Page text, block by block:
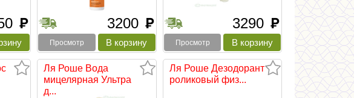
руб 3200 руб
Просмотр
3290 руб
Просмотр
Ля Роше Вода
мицелярная Ультра
д...
Ля Роше Дезодорант
роликовый физ...